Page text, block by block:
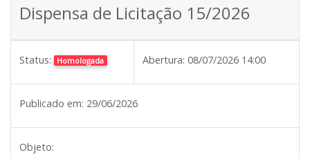
Dispensa de Licitação 15/2026
Status: Homologada Abertura: 08/07/2026 14:00
Publicado em: 29/06/2026
Objeto: